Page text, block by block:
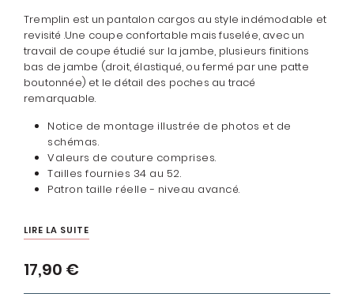
Tremplin est un pantalon cargos au style indémodable et
revisité .Une coupe confortable mais fuselée, avec un
travail de coupe étudié sur la jambe, plusieurs finitions
bas de jambe (droit, élastiqué, ou fermé par une patte
boutonnée) et le détail des poches au tracé
remarquable.
Notice de montage illustrée de photos et de
schémas.
Valeurs de couture comprises.
Tailles fournies 34 au 52.
Patron taille réelle - niveau avancé.
LIRE LA SUITE
17,90 €